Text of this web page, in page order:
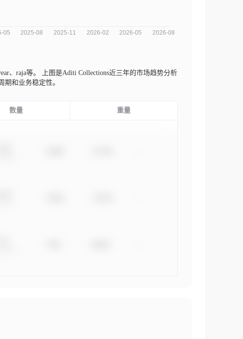
、raja等。
上图是Aditi Collections近三年的市场趋势分析
和业务稳定性。
数量 重量